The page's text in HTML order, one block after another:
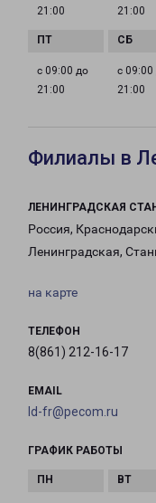
21:00
21:00
с 09:00 до
21:00
с 09:00
21:00
Филиалы в
ЛЕНИНГРАДСКАЯ
Россия,
Ленинградская,
на карте
ТЕЛЕФОН
8(861) 212-16-17
EMAIL
ld-fr@pecom.ru
ГРАФИК РАБОТЫ